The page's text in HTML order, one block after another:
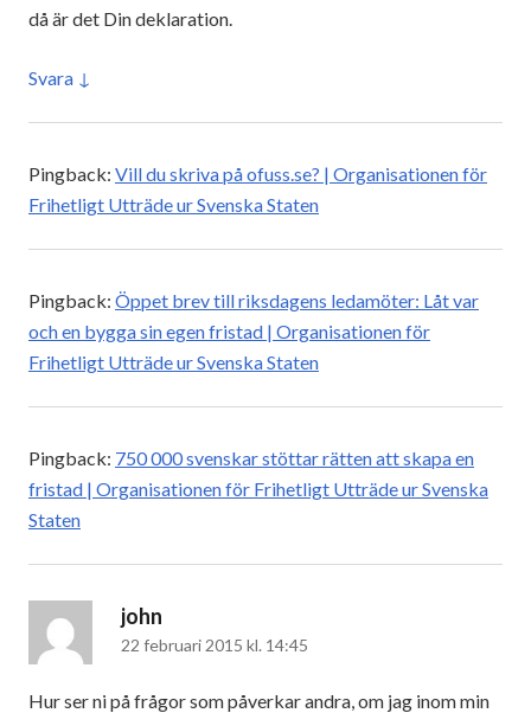
då är det Din deklaration.
Svara
Pingback: Vill du skriva på ofuss.se? | Organisationen för
Frihetligt Utträde ur Svenska Staten
Pingback: Öppet brev till riksdagens ledamöter: Låt var
och en bygga sin egen fristad | Organisationen för
Frihetligt Utträde ur Svenska Staten
Pingback: 750 000 svenskar stöttar rätten att skapa en
fristad | Organisationen för Frihetligt Utträde ur Svenska
Staten
john
22 februari 2015 kl. 14:45
Hur ser ni på frågor som påverkar andra, om jag inom min